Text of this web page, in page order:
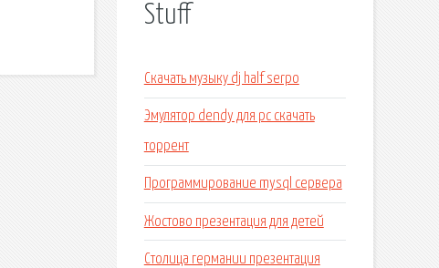
Stuff
Скачать музыку dj half serpo
Эмулятор dendy для pc скачать
торрент
Программирование mysql сервера
Жостово презентация для детей
Столица германии презентация